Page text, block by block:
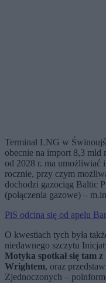
Terminal LNG w
obecnie na import 8,3 mld
od 2028 r. ma umożliwiać
rocznie, przy czym
dochodzi gazociąg Baltic
(połączenia gazowe) –
PiS odcina się od apelu
O kwestiach tych była
niedawnego szczytu
Motyka spotkał się tam
Wrightem, oraz
Zjednoczonych –